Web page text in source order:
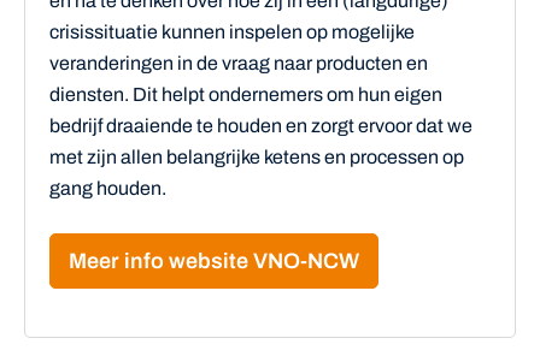
crisissituatie kunnen inspelen op mogelijke
veranderingen in de vraag naar producten en
diensten. Dit helpt ondernemers om hun eigen
bedrijf draaiende te houden en zorgt ervoor dat we
met zijn allen belangrijke ketens en processen op
gang houden.
Meer info website VNO-NCW